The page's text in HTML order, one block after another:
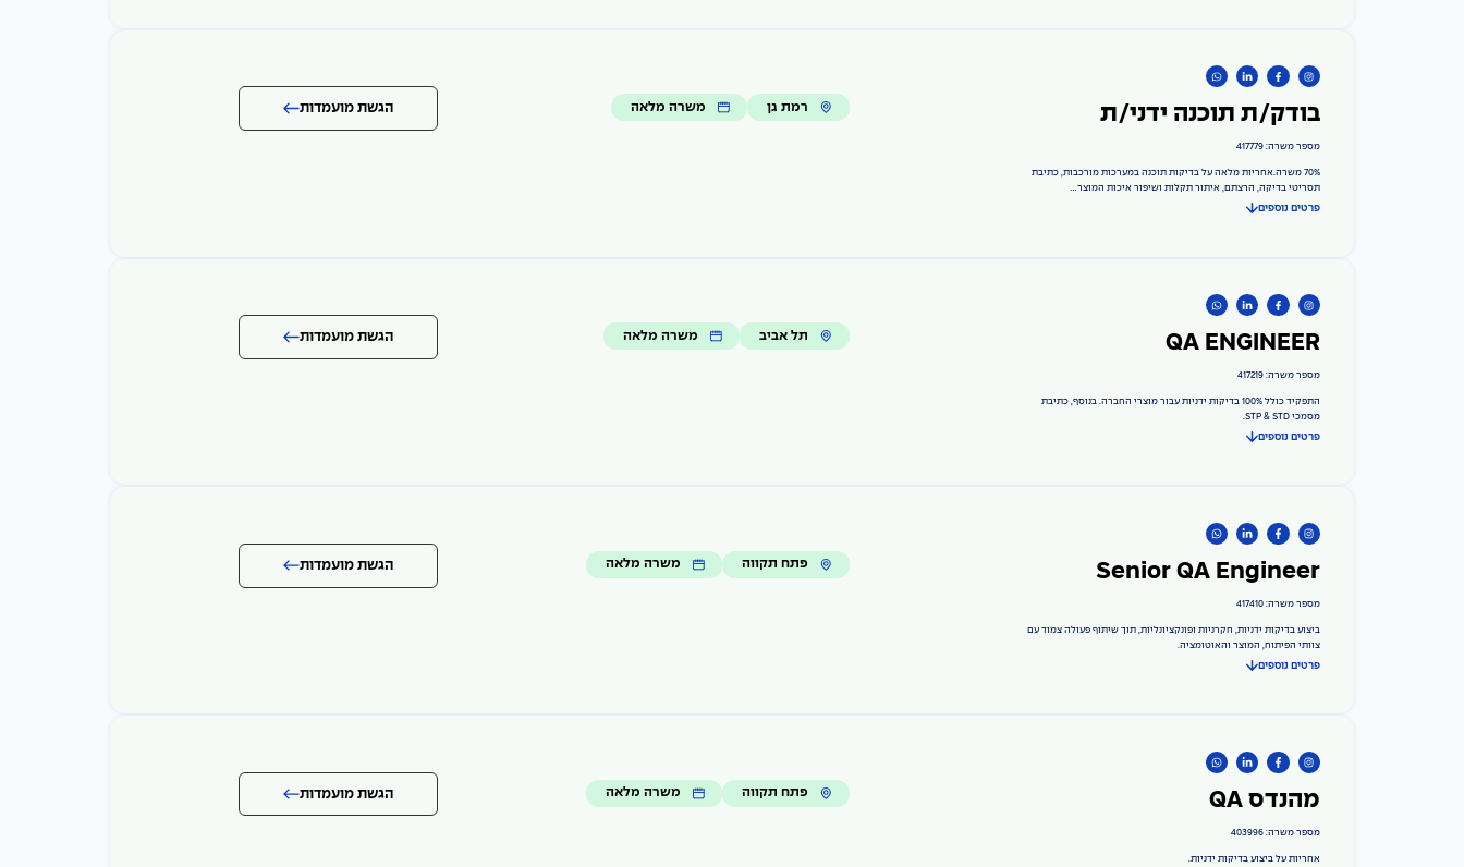
בודק/ת תוכנה ידני/ת
מספר משרה: 417779
70% משרה.אחריות מלאה על בדיקות תוכנה במערכות מורכבות, כתיבת
תסריטי בדיקה, הרצתם, איתור תקלות ושיפור איכות המוצר...
פרטים נוספים
רמת גן משרה מלאה הגשת מועמדות
QA ENGINEER
מספר משרה: 417219
התפקיד כולל 100% בדיקות ידניות עבור מוצרי החברה. בנוסף, כתיבת
מסמכי STP & STD.
פרטים נוספים
תל אביב משרה מלאה הגשת מועמדות
Senior QA Engineer
מספר משרה: 417410
ביצוע בדיקות ידניות, חקרניות ופונקציונליות, תוך שיתוף פעולה צמוד עם
צוותי הפיתוח, המוצר והאוטומציה.
פרטים נוספים
פתח תקווה משרה מלאה הגשת מועמדות
מהנדס QA
מספר משרה: 403996
אחריות על ביצוע בדיקות ידניות.
פתח תקווה משרה מלאה הגשת מועמדות